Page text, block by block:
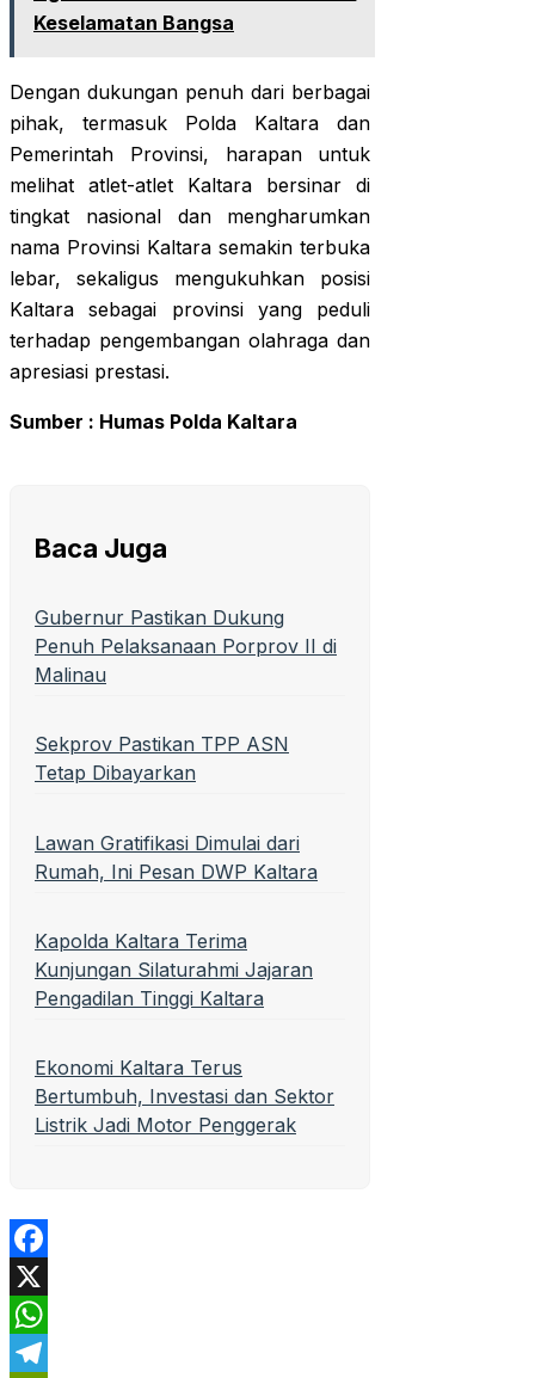
Keselamatan Bangsa
Dengan dukungan penuh dari berbagai
pihak, termasuk Polda Kaltara dan
Pemerintah Provinsi, harapan untuk
melihat atlet-atlet Kaltara bersinar di
tingkat nasional dan mengharumkan
nama Provinsi Kaltara semakin terbuka
lebar, sekaligus mengukuhkan posisi
Kaltara sebagai provinsi yang peduli
terhadap pengembangan olahraga dan
apresiasi prestasi.
Sumber : Humas Polda Kaltara
Baca Juga
Gubernur Pastikan Dukung
Penuh Pelaksanaan Porprov II di
Malinau
Sekprov Pastikan TPP ASN
Tetap Dibayarkan
Lawan Gratifikasi Dimulai dari
Rumah, Ini Pesan DWP Kaltara
Kapolda Kaltara Terima
Kunjungan Silaturahmi Jajaran
Pengadilan Tinggi Kaltara
Ekonomi Kaltara Terus
Bertumbuh, Investasi dan Sektor
Listrik Jadi Motor Penggerak
Facebook
X
WhatsApp